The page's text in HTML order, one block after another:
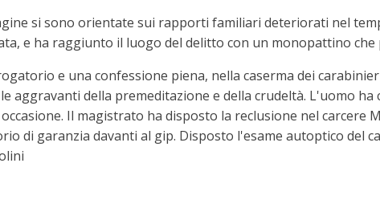
si sono orientate sui rapporti familiari deteriorati nel
e ha raggiunto il luogo del delitto con un monopattino che
e una confessione piena, nella caserma dei
aggravanti della premeditazione e della crudeltà. L'uomo
Il magistrato ha disposto la reclusione nel carcere
di garanzia davanti al gip. Disposto l'esame autoptico del